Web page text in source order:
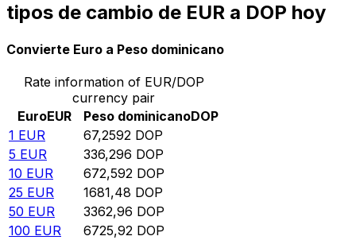
tipos de cambio de EUR a DOP hoy
Convierte Euro a Peso dominicano
Rate information of EUR/DOP
currency pair
EuroEUR Peso dominicanoDOP
1 EUR 67,2592 DOP
5 EUR 336,296 DOP
10 EUR 672,592 DOP
25 EUR 1681,48 DOP
50 EUR 3362,96 DOP
100 EUR 6725,92 DOP